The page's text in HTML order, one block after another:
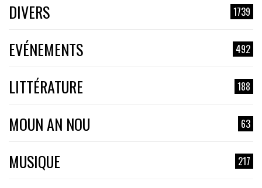
DIVERS 1739
EVÉNEMENTS 492
LITTÉRATURE 188
MOUN AN NOU 63
MUSIQUE 217